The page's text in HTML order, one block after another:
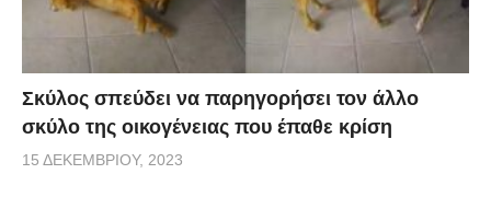
Σκύλος σπεύδει να παρηγορήσει τον άλλο
σκύλο της οικογένειας που έπαθε κρίση
15 ΔΕΚΕΜΒΡΊΟΥ, 2023